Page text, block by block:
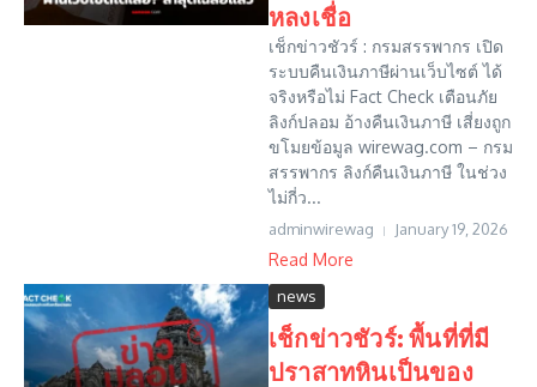
หลงเชื่อ
เช็กข่าวชัวร์ : กรมสรรพากร เปิด
ระบบคืนเงินภาษีผ่านเว็บไซต์ ได้
จริงหรือไม่ Fact Check เตือนภัย
ลิงก์ปลอม อ้างคืนเงินภาษี เสี่ยงถูก
ขโมยข้อมูล wirewag.com – กรม
สรรพากร ลิงก์คืนเงินภาษี ในช่วง
ไม่กี่ว...
adminwirewag January 19, 2026
Read More
news
เช็กข่าวชัวร์: พื้นที่ที่มี
ปราสาทหินเป็นของ